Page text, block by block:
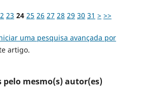
23 24 25 26 27 28 29 30 31 > >>
uma pesquisa avançada por
artigo.
mesmo(s) autor(es)